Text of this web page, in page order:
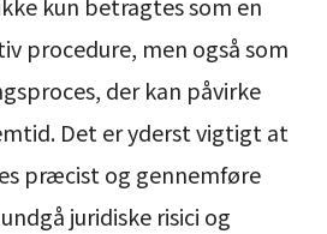
kun betragtes som en
procedure, men også som
der kan påvirke
Det er yderst vigtigt at
præcist og gennemføre
juridiske risici og